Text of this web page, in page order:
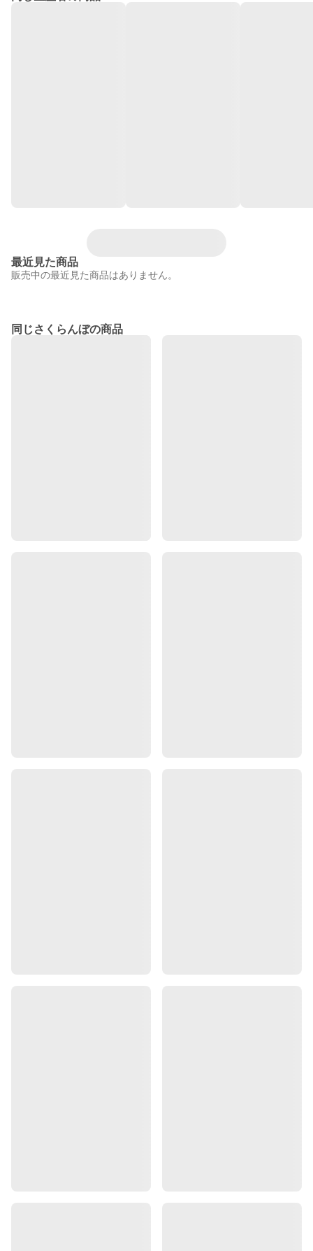
最近見た商品
販売中の最近見た商品はありません。
同じさくらんぼの商品